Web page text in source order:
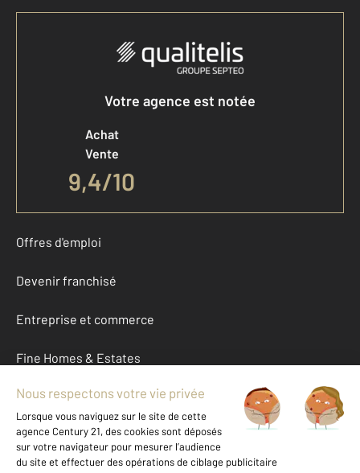
Votre agence est notée
Achat
Vente
9,4/10
Offres d'emploi
Devenir franchisé
Entreprise et commerce
Fine Homes & Estates
À propos
International